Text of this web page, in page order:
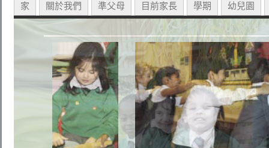
家 關於我們 準父母 目前家長 學期 幼兒園